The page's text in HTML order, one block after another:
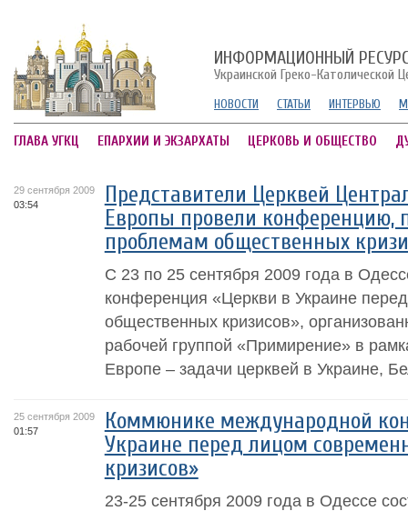
ИНФОРМАЦИОННЫЙ
Украинской Греко-Католической
НОВОСТИ СТАТЬИ ИНТЕРВЬЮ
ГЛАВА УГКЦ ЕПАРХИИ И ЭКЗАРХАТЫ ЦЕРКОВЬ И ОБЩЕСТВО
29 сентября 2009
03:54
Представители Церквей
Европы провели конференцию,
проблемам общественных
С 23 по 25 сентября 2009 года в
конференция «Церкви в Украине
общественных кризисов»,
рабочей группой «Примирение» в
Европе – задачи церквей в Украине,
25 сентября 2009
01:57
Коммюнике международной
Украине перед лицом
кризисов»
23-25 сентября 2009 года в Одессе